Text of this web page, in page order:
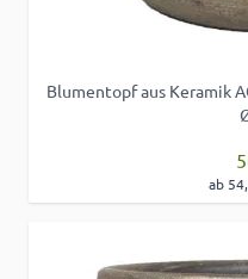
Blumentopf aus Keramik
ab